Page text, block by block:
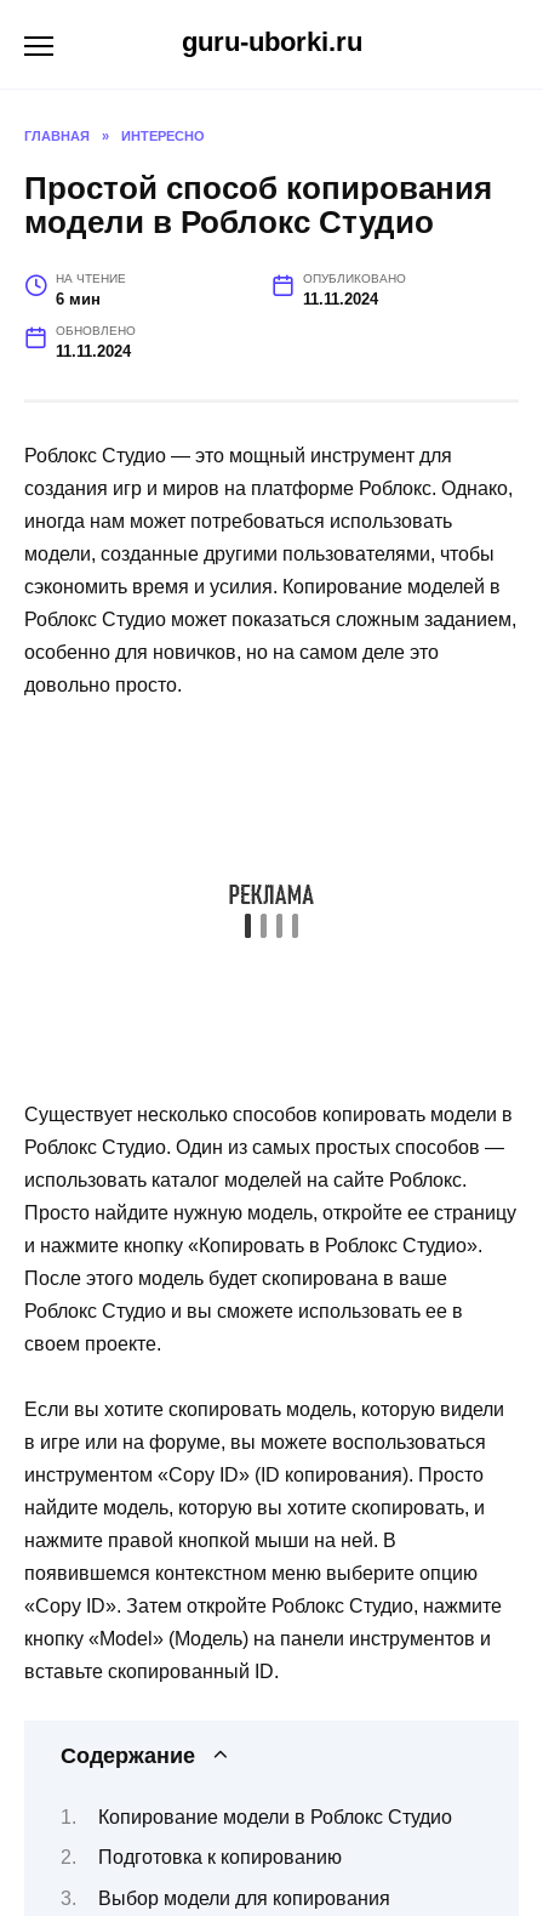
guru-uborki.ru
ГЛАВНАЯ » ИНТЕРЕСНО
Простой способ копирования
модели в Роблокс Студио
НА ЧТЕНИЕ
6 мин
ОПУБЛИКОВАНО
11.11.2024
ОБНОВЛЕНО
11.11.2024
Роблокс Студио — это мощный инструмент для
создания игр и миров на платформе Роблокс. Однако,
иногда нам может потребоваться использовать
модели, созданные другими пользователями, чтобы
сэкономить время и усилия. Копирование моделей в
Роблокс Студио может показаться сложным заданием,
особенно для новичков, но на самом деле это
довольно просто.
Существует несколько способов копировать модели в
Роблокс Студио. Один из самых простых способов —
использовать каталог моделей на сайте Роблокс.
Просто найдите нужную модель, откройте ее страницу
и нажмите кнопку «Копировать в Роблокс Студио».
После этого модель будет скопирована в ваше
Роблокс Студио и вы сможете использовать ее в
своем проекте.
Если вы хотите скопировать модель, которую видели
в игре или на форуме, вы можете воспользоваться
инструментом «Copy ID» (ID копирования). Просто
найдите модель, которую вы хотите скопировать, и
нажмите правой кнопкой мыши на ней. В
появившемся контекстном меню выберите опцию
«Copy ID». Затем откройте Роблокс Студио, нажмите
кнопку «Model» (Модель) на панели инструментов и
вставьте скопированный ID.
Содержание
Копирование модели в Роблокс Студио
Подготовка к копированию
Выбор модели для копирования